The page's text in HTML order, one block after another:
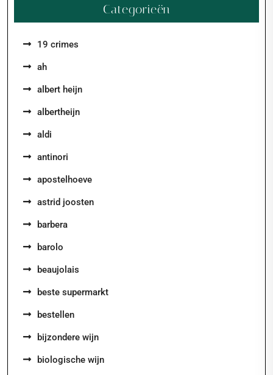
Categorieën
19 crimes
ah
albert heijn
albertheijn
aldi
antinori
apostelhoeve
astrid joosten
barbera
barolo
beaujolais
beste supermarkt
bestellen
bijzondere wijn
biologische wijn